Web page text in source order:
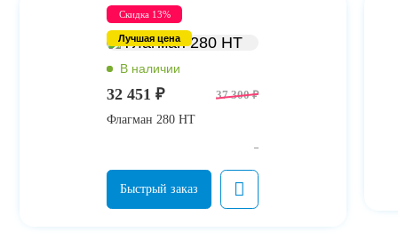
Скидка 13%
Лучшая цена
32 451 ₽ 37 300 ₽
Флагман 280 HT